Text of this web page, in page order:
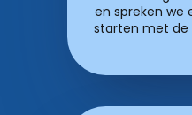
en spreken we
starten met de